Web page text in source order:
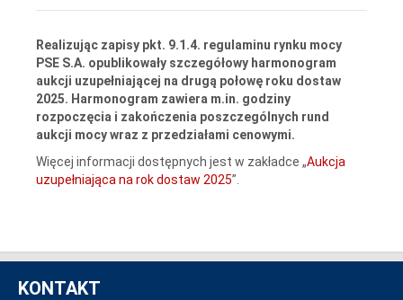
Realizując zapisy pkt. 9.1.4. regulaminu rynku mocy
PSE S.A. opublikowały szczegółowy harmonogram
aukcji uzupełniającej na drugą połowę roku dostaw
2025. Harmonogram zawiera m.in. godziny
rozpoczęcia i zakończenia poszczególnych rund
aukcji mocy wraz z przedziałami cenowymi.
Więcej informacji dostępnych jest w zakładce „Aukcja
uzupełniająca na rok dostaw 2025”.
KONTAKT